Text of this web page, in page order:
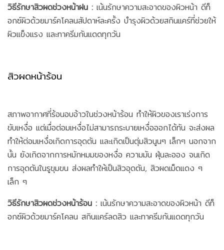
วิธีรักษาสิวผดช่วงหน้าฝน : เน้นรักษาความสะอาดของผิวหน้า ดีท็
อกซ์ผิวด้วยมาร์คโคลนสัปดาห์ละครั้ง บำรุงผิวด้วยสกินแคร์ที่ช่วยให้
ผิวแข็งแรง และทาครีมกันแดดทุกวัน
สิวผดหน้าร้อน
สภาพอากาศที่ร้อนอบอ้าวในช่วงหน้าร้อน ทำให้ผิวของเราเร่งการ
ขับเหงื่อ แต่เมื่อต่อมเหงื่อไม่สามารถระบายเหงื่อออกได้ทัน จะส่งผล
ทำให้ต่อมเหงื่อเกิดการอุดตัน และเกิดเป็นตุ่มสิวนูนๆ เล็กๆ นอกจาก
นั้น ยังเกิดจากการหมักหมมของหงื่อ ความมัน ฝุ่นละออง จนเกิด
การอุดตันในรูขุมขน ส่งผลทำให้เป็นสิวอุดตัน, สิวผดเม็ดแดง ๆ
เล็ก ๆ
วิธีรักษาสิวผดช่วงหน้าร้อน : เน้นรักษาความสะอาดของผิวหน้า ดีท็
อกซ์ผิวด้วยมาร์คโคลน สกินแคร์ลดสิว และทาครีมกันแดดทุกวัน